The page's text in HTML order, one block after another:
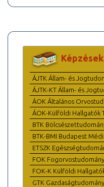
ÁJTK Állam- és
ÁJTK-KT Állam- és
ÁOK Általános
ÁOK-Külföldi Hallgatók
BTK
BTK-BMI Budapest
ETSZK
FOK
FOK-K Külföldi
GTK